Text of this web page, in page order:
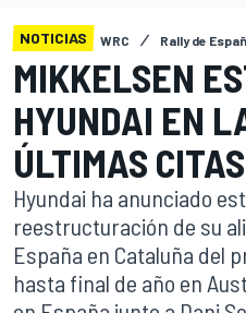
NOTICIAS WRC Rally de
MIKKELSEN
HYUNDAI EN
ÚLTIMAS
Hyundai ha anunciado
reestructuración de su
España en Cataluña del
hasta final de año en